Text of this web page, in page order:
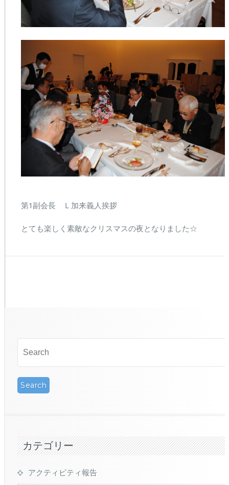
第1副会長 Ｌ加来義人挨拶
とても楽しく素敵なクリスマスの夜となりました☆
カテゴリー
アクティビティ報告